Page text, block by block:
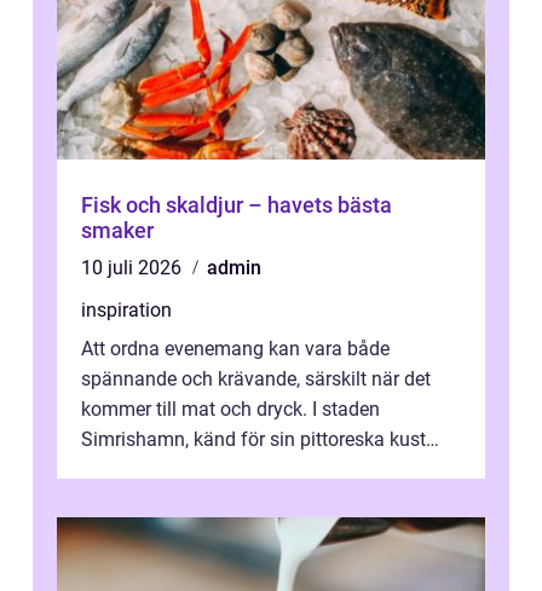
Fisk och skaldjur – havets bästa
smaker
10 juli 2026
admin
inspiration
Att ordna evenemang kan vara både
spännande och krävande, särskilt när det
kommer till mat och dryck. I staden
Simrishamn, känd för sin pittoreska kust